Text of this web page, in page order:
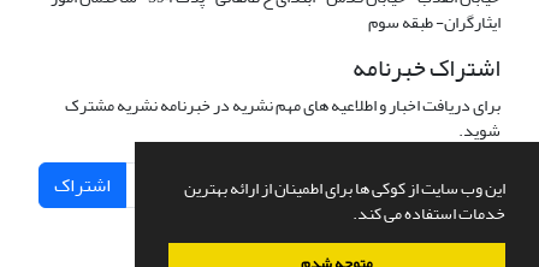
این وب سایت از کوکی ها برای اطمینان از ارائه بهترین
خدمات استفاده می کند.
ایثارگران- طبقه سوم
اشتراک خبرنامه
برای دریافت اخبار و اطلاعیه های مهم نشریه در خبرنامه نشریه مشترک
شوید.
اشتراک